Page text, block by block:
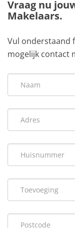
Vraag nu
Makelaars.
Vul onderstaand
mogelijk contact